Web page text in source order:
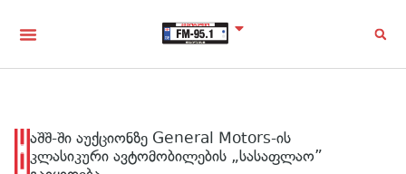
აშშ-ში აუქციონზე General Motors-ის
კლასიკური ავტომობილების „სასაფლაო”